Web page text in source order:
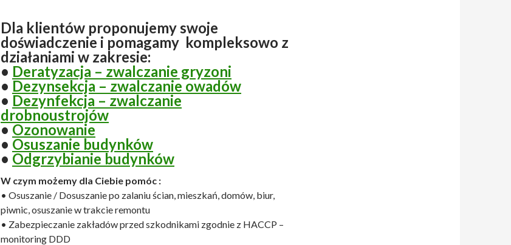
Dla klientów proponujemy swoje
doświadczenie i pomagamy kompleksowo z
działaniami w zakresie:
• Deratyzacja – zwalczanie gryzoni
• Dezynsekcja – zwalczanie owadów
• Dezynfekcja – zwalczanie
drobnoustrojów
• Ozonowanie
• Osuszanie budynków
• Odgrzybianie budynków
W czym możemy dla Ciebie pomóc :
• Osuszanie / Dosuszanie po zalaniu ścian, mieszkań, domów, biur,
piwnic, osuszanie w trakcie remontu
• Zabezpieczanie zakładów przed szkodnikami zgodnie z HACCP –
monitoring DDD